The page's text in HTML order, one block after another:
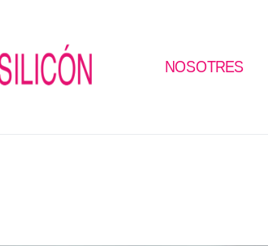
NOSOTRES